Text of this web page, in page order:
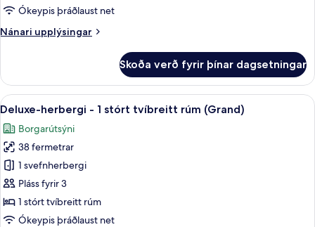
Ókeypis þráðlaust net
Nánari upplýsingar
Nánari
herbergi
Skoða verð fyrir þínar dagsetningar
Skoða
allar
myndir
fyrir
Deluxe-
herbergi
-
1
Deluxe-herbergi - 1 stórt tvíbreitt
9
Deluxe-herbergi - 1 stórt tvíbreitt rúm (Grand)
Borgarútsýni
38 fermetrar
1 svefnherbergi
Pláss fyrir 3
1 stórt tvíbreitt rúm
Ókeypis þráðlaust net